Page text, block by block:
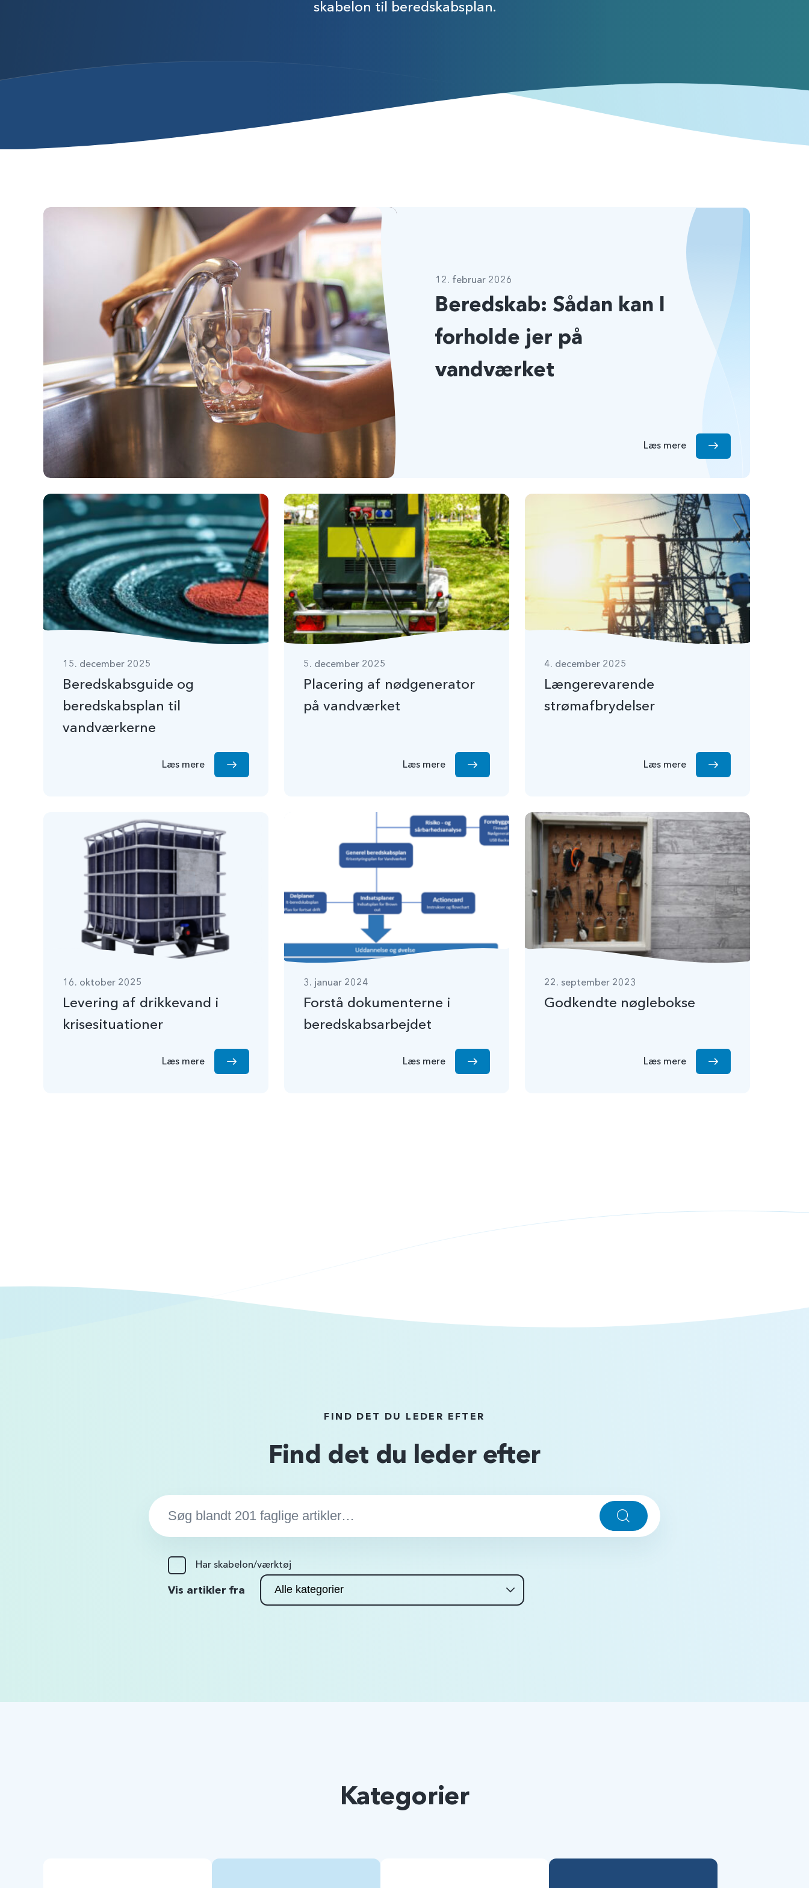
skabelon til beredskabsplan.
12. februar 2026
Beredskab: Sådan kan I
forholde jer på
vandværket
Læs mere
15. december 2025
Beredskabsguide og
beredskabsplan til
vandværkerne
Læs mere
5. december 2025
Placering af nødgenerator
på vandværket
Læs mere
4. december 2025
Længerevarende
strømafbrydelser
Læs mere
16. oktober 2025
Levering af drikkevand i
krisesituationer
Læs mere
3. januar 2024
Forstå dokumenterne i
beredskabsarbejdet
Læs mere
22. september 2023
Godkendte nøglebokse
Læs mere
FIND DET DU LEDER EFTER
Find det du leder efter
Søg…:
Søg
Har skabelon/værktøj
Vis artikler fra
Kategorier